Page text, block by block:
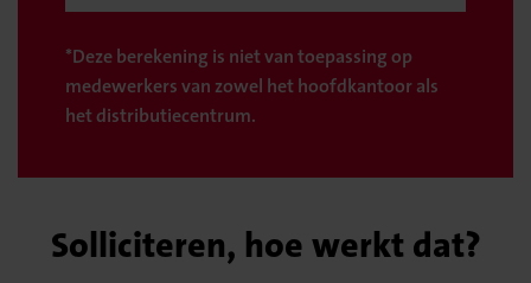
*Deze berekening is niet van toepassing op
medewerkers van zowel het hoofdkantoor als
het distributiecentrum.
Solliciteren, hoe werkt dat?